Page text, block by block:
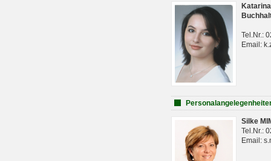
Tel.Nr.:
Email:
Silke
Tel.Nr.:
Email: